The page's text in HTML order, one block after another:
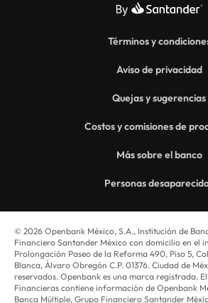
Términos y
Aviso de privacidad
Quejas y sugerencias
Costos y comisiones de
Más sobre el banco
Personas
© 2026 Openbank México, S.A., Institución de
Financiero Santander México con domicilio en el
Prolongación Paseo de la Reforma 490, Piso 5,
Blanca, Álvaro Obregón C.P. 01376. Ciudad de
reservados. Openbank es una marca registrada.
Financieras contiene información de Openbank
Banca Múltiple, Grupo Financiero Santander